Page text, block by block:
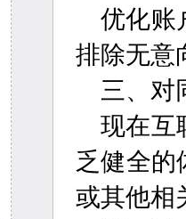
优化账
排除无意
三、对
现在互
乏健全的
或其他相